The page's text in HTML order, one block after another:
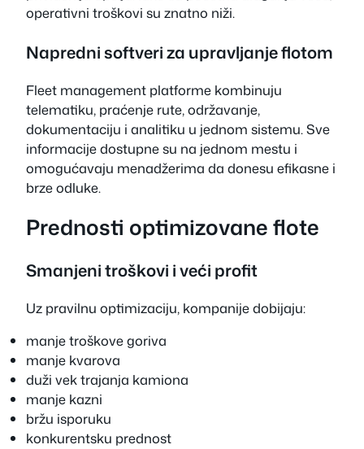
operativni troškovi su znatno niži.
Napredni softveri za upravljanje flotom
Fleet management platforme kombinuju
telematiku, praćenje rute, održavanje,
dokumentaciju i analitiku u jednom sistemu. Sve
informacije dostupne su na jednom mestu i
omogućavaju menadžerima da donesu efikasne i
brze odluke.
Prednosti optimizovane flote
Smanjeni troškovi i veći profit
Uz pravilnu optimizaciju, kompanije dobijaju:
manje troškove goriva
manje kvarova
duži vek trajanja kamiona
manje kazni
bržu isporuku
konkurentsku prednost